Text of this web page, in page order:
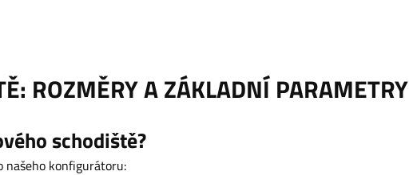
ROZMĚRY A ZÁKLADNÍ PARAMETRY
schodiště?
našeho konfigurátoru: